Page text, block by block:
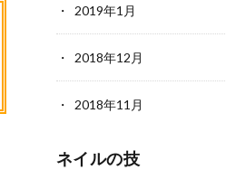
2019年1月
2018年12月
2018年11月
ネイルの技